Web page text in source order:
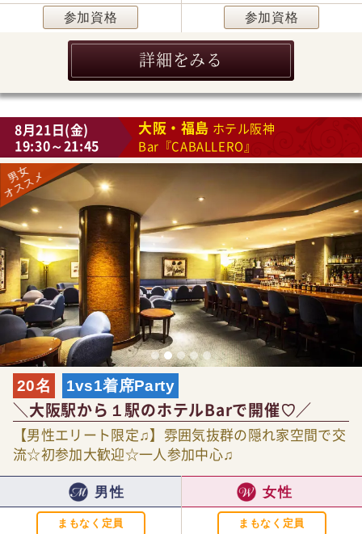
参加資格
参加資格
詳細をみる
8月21日(金)
19:30～21:45
大阪・福島 ホテル阪神
Bar『CABALLERO』
20名 1vs1着席Party
＼大阪駅から１駅のホテルBarで開催♡／
【男性エリート限定♫】雰囲気抜群の隠れ家空間で交
流☆初参加大歓迎☆一人参加中心♫
男性
まもなく定員
女性
まもなく定員